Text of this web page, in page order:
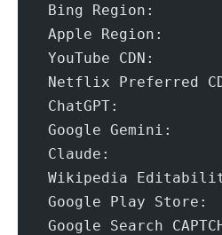
Bing
Apple
YouTube
Netflix
Google
Wikipedia
Google Play
Google Search